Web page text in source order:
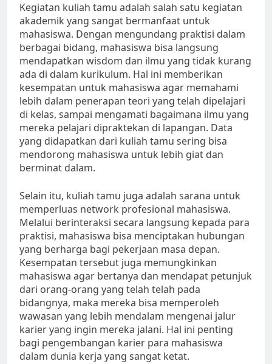
Kegiatan kuliah tamu adalah salah satu kegiatan
akademik yang sangat bermanfaat untuk
mahasiswa. Dengan mengundang praktisi dalam
berbagai bidang, mahasiswa bisa langsung
mendapatkan wisdom dan ilmu yang tidak kurang
ada di dalam kurikulum. Hal ini memberikan
kesempatan untuk mahasiswa agar memahami
lebih dalam penerapan teori yang telah dipelajari
di kelas, sampai mengamati bagaimana ilmu yang
mereka pelajari dipraktekan di lapangan. Data
yang didapatkan dari kuliah tamu sering bisa
mendorong mahasiswa untuk lebih giat dan
berminat dalam.
Selain itu, kuliah tamu juga adalah sarana untuk
memperluas network profesional mahasiswa.
Melalui berinteraksi secara langsung kepada para
praktisi, mahasiswa bisa menciptakan hubungan
yang berharga bagi pekerjaan masa depan.
Kesempatan tersebut juga memungkinkan
mahasiswa agar bertanya dan mendapat petunjuk
dari orang-orang yang telah telah pada
bidangnya, maka mereka bisa memperoleh
wawasan yang lebih mendalam mengenai jalur
karier yang ingin mereka jalani. Hal ini penting
bagi pengembangan karier para mahasiswa
dalam dunia kerja yang sangat ketat.